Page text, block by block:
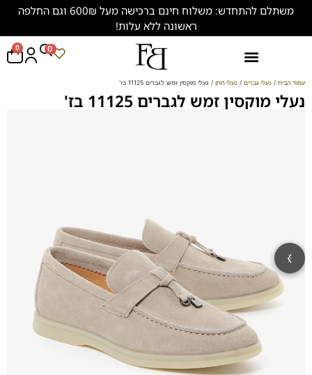
משתלם להתחדש: משלוח חינם ברכישה מעל 600₪ וגם החלפה
ראשונה ללא עלות!
0 0
עמוד הבית / נעלי גברים / נעלי חתן / נעלי מוקסין זמש לגברים 11125 בז'
נעלי מוקסין זמש לגברים 11125 בז'
‹
›